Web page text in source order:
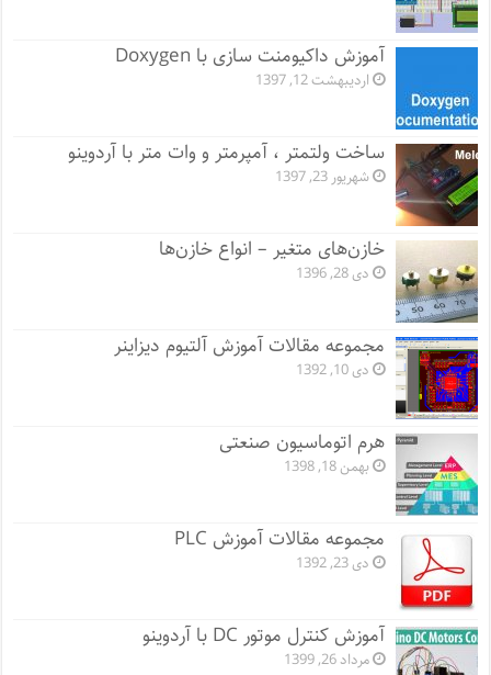
آموزش داکیومنت سازی با Doxygen
اردیبهشت 12, 1397
ساخت ولتمتر ، آمپرمتر و وات متر با آردوینو
شهریور 23, 1397
خازن‌های متغیر – انواع خازن‌ها
دی 28, 1396
مجموعه مقالات آموزش آلتیوم دیزاینر
دی 10, 1392
هرم اتوماسیون صنعتی
بهمن 18, 1398
مجموعه مقالات آموزش PLC
دی 23, 1392
آموزش کنترل موتور DC با آردوینو
مرداد 26, 1399